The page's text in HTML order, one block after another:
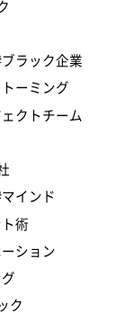
ラック企業
ーミング
クトチーム
インド
術
ション
ク